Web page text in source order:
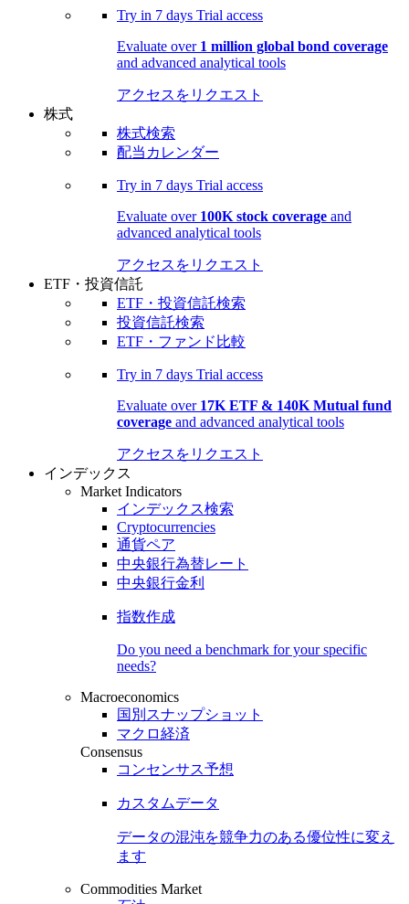
Try in 7 days Trial access
Evaluate over 1 million global bond coverage
and advanced analytical tools
アクセスをリクエスト
株式
株式検索
配当カレンダー
Try in 7 days Trial access
Evaluate over 100K stock coverage and
advanced analytical tools
アクセスをリクエスト
ETF・投資信託
ETF・投資信託検索
投資信託検索
ETF・ファンド比較
Try in 7 days Trial access
Evaluate over 17K ETF & 140K Mutual fund
coverage and advanced analytical tools
アクセスをリクエスト
インデックス
Market Indicators
インデックス検索
Cryptocurrencies
通貨ペア
中央銀行為替レート
中央銀行金利
指数作成
Do you need a benchmark for your specific
needs?
Macroeconomics
国別スナップショット
マクロ経済
Consensus
コンセンサス予想
カスタムデータ
データの混沌を競争力のある優位性に変え
ます
Commodities Market